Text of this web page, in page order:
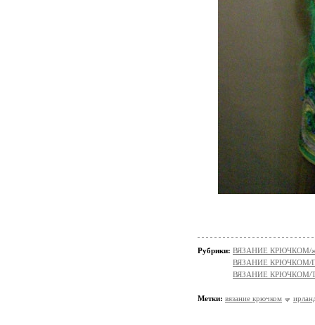
Рубрики: ВЯЗАНИЕ КРЮЧКОМ/
ВЯЗАНИЕ КРЮЧКОМ/
ВЯЗАНИЕ КРЮЧКОМ/
Метки: вязание крючком